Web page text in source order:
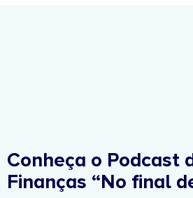
Conheça o Podcast
Finanças “No final